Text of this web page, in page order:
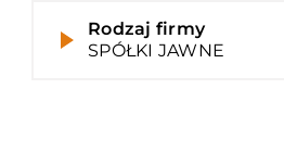
Rodzaj firmy
SPÓŁKI JAWNE